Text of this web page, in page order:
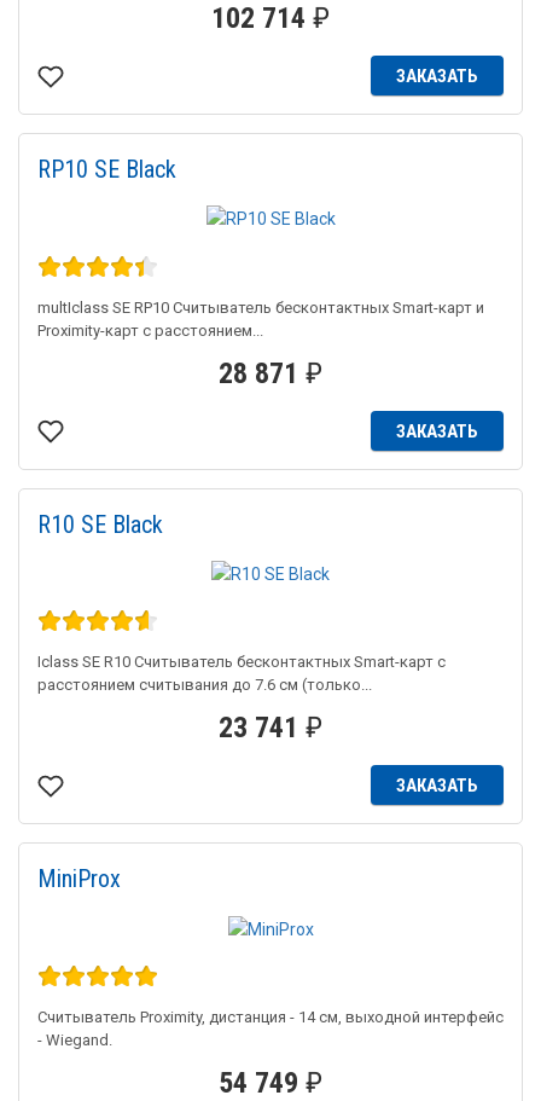
102 714 ₽
ЗАКАЗАТЬ
RP10 SE Black
multIclass SE RP10 Считыватель бесконтактных Smart-карт и
Proximity-карт с расстоянием...
28 871 ₽
ЗАКАЗАТЬ
R10 SE Black
Iclass SE R10 Считыватель бесконтактных Smart-карт с
расстоянием считывания до 7.6 см (только...
23 741 ₽
ЗАКАЗАТЬ
MiniProx
Считыватель Proximity, дистанция - 14 см, выходной интерфейс
- Wiegand.
54 749 ₽